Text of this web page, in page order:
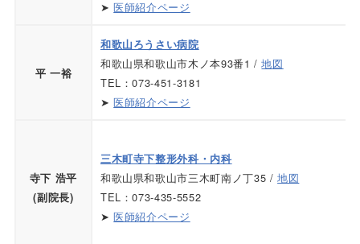
➤医師紹介ページ
平 一裕
和歌山ろうさい病院
和歌山県和歌山市木ノ本93番1 /地図
TEL：073-451-3181
➤医師紹介ページ
寺下 浩平
(副院長)
三木町寺下整形外科・内科
和歌山県和歌山市三木町南ノ丁35 /地図
TEL：073-435-5552
➤医師紹介ページ